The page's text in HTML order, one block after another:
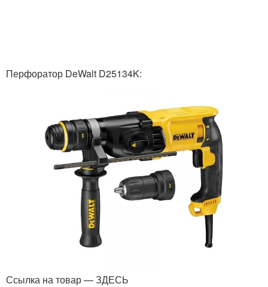
Перфоратор DeWalt D25134K:
Ссылка на товар — ЗДЕСЬ